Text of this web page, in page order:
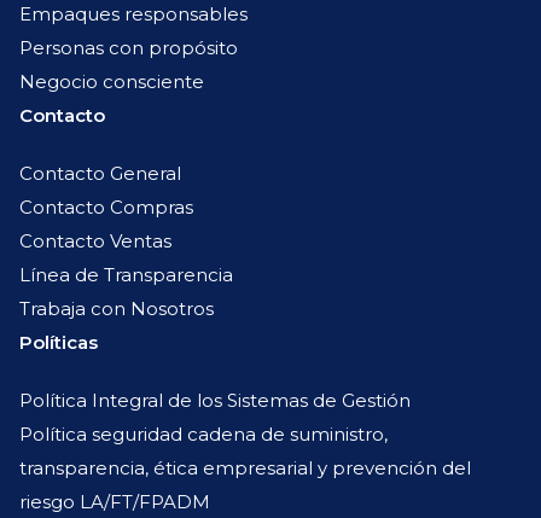
Empaques responsables
Personas con propósito
Negocio consciente
Contacto
Contacto General
Contacto Compras
Contacto Ventas
Línea de Transparencia
Trabaja con Nosotros
Políticas
Política Integral de los Sistemas de Gestión
Política seguridad cadena de suministro,
transparencia, ética empresarial y prevención del
riesgo LA/FT/FPADM